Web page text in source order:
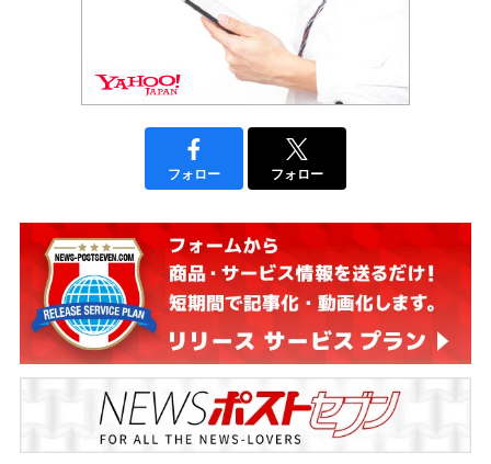
フォロー フォロー